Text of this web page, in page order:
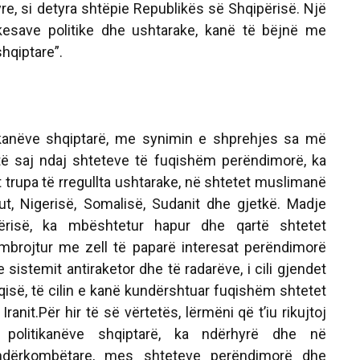
si detyra shtëpie Republikës së Shqipërisë. Një
politike dhe ushtarake, kanë të bëjnë me
shqiptarë, me synimin e shprehjes sa më
saj ndaj shteteve të fuqishëm perëndimorë, ka
të rregullta ushtarake, në shtetet muslimanë
Nigerisë, Somalisë, Sudanit dhe gjetkë. Madje
ka mbështetur hapur dhe qartë shtetet
me zell të paparë interesat perëndimorë
sistemit antiraketor dhe të radarëve, i cili gjendet
të cilin e kanë kundërshtuar fuqishëm shtetet
hir të së vërtetës, lërmëni që t’iu rikujtoj
shqiptarë, ka ndërhyrë dhe në
mes shteteve perëndimorë dhe